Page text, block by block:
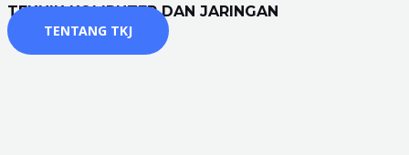
TEKNIK KOMPUTER DAN JARINGAN
TENTANG TKJ